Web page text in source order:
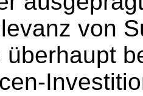
von
überhaupt